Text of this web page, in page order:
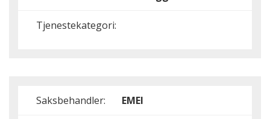
Tjenestekategori:
Saksbehandler: EMEI